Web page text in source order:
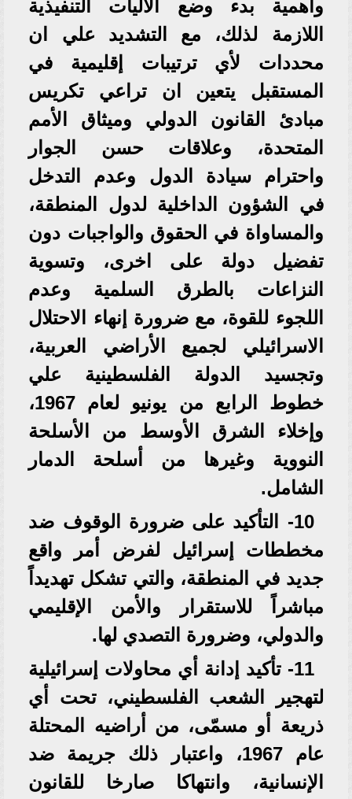
واهمية بدء وضع الآليات التنفيذية
اللازمة لذلك، مع التشديد علي ان
محددات لأي ترتيبات إقليمية في
المستقبل يتعين ان تراعي تكريس
مبادئ القانون الدولي وميثاق الأمم
المتحدة، وعلاقات حسن الجوار
واحترام سيادة الدول وعدم التدخل
في الشؤون الداخلية لدول المنطقة،
والمساواة في الحقوق والواجبات دون
تفضيل دولة على اخرى، وتسوية
النزاعات بالطرق السلمية وعدم
اللجوء للقوة، مع ضرورة إنهاء الاحتلال
الاسرائيلي لجميع الأراضي العربية،
وتجسيد الدولة الفلسطينية علي
خطوط الرابع من يونيو لعام 1967،
وإخلاء الشرق الأوسط من الأسلحة
النووية وغيرها من أسلحة الدمار
الشامل.
10- التأكيد على ضرورة الوقوف ضد
مخططات إسرائيل لفرض أمر واقع
جديد في المنطقة، والتي تشكل تهديداً
مباشراً للاستقرار والأمن الإقليمي
والدولي، وضرورة التصدي لها.
11- تأكيد إدانة أي محاولات إسرائيلية
لتهجير الشعب الفلسطيني، تحت أي
ذريعة أو مسمّى، من أراضيه المحتلة
عام 1967، واعتبار ذلك جريمة ضد
الإنسانية، وانتهاكا صارخا للقانون